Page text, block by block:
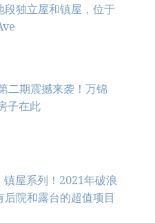
段独立屋和镇屋，位于
二期震撼来袭！万锦
子在此
屋系列！2021年破浪
后院和露台的超值项目